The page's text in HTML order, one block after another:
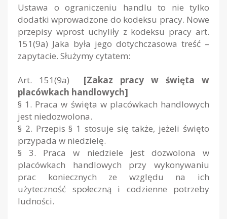
Ustawa o ograniczeniu handlu to nie tylko
dodatki wprowadzone do kodeksu pracy. Nowe
przepisy wprost uchyliły z kodeksu pracy art.
151(9a) Jaka była jego dotychczasowa treść –
zapytacie. Służymy cytatem:
Art. 151(9a)
[Zakaz pracy w święta w
placówkach handlowych]
§ 1. Praca w święta w placówkach handlowych
jest niedozwolona.
§ 2. Przepis § 1 stosuje się także, jeżeli święto
przypada w niedzielę.
§ 3. Praca w niedziele jest dozwolona w
placówkach handlowych przy wykonywaniu
prac koniecznych ze względu na ich
użyteczność społeczną i codzienne potrzeby
ludności.